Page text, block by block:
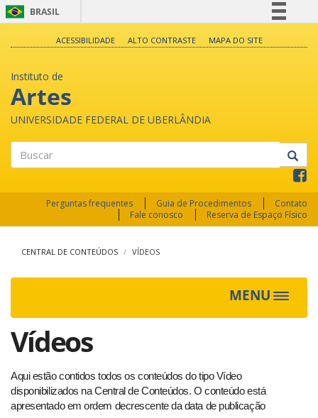
BRASIL
Legislação
Canais
ACESSIBILIDADE ALTO CONTRASTE MAPA DO SITE
Instituto de
Artes
UNIVERSIDADE FEDERAL DE UBERLÂNDIA
Perguntas frequentes Guia de Procedimentos
Contato
Fale conosco
Reserva de Espaço Físico
CENTRAL DE CONTEÚDOS VÍDEOS
MENU
Toggle
Vídeos
Aqui estão contidos todos os conteúdos do tipo Vídeo
disponibilizados na Central de Conteúdos. O conteúdo está
apresentado em ordem decrescente da data de publicação